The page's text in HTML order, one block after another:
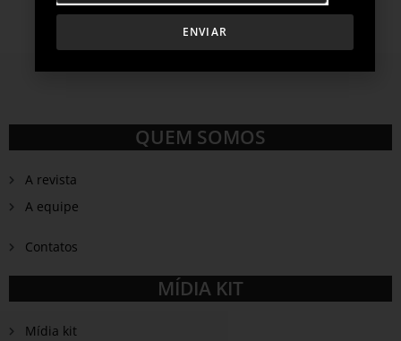
QUEM SOMOS
A revista
A equipe
Contatos
MÍDIA KIT
Mídia kit
ENVIAR